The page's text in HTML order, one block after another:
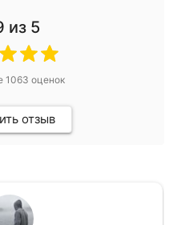
из 5
1063 оценок
отзыв